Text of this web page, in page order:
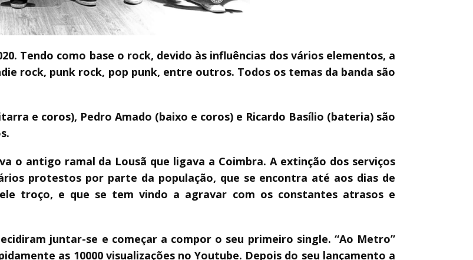
Tendo como base o rock, devido às influências dos vários elementos, a
rock, punk rock, pop punk, entre outros. Todos os temas da banda são
e coros), Pedro Amado (baixo e coros) e Ricardo Basílio (bateria) são
o antigo ramal da Lousã que ligava a Coimbra. A extinção dos serviços
protestos por parte da população, que se encontra até aos dias de
troço, e que se tem vindo a agravar com os constantes atrasos e
juntar-se e começar a compor o seu primeiro single. “Ao Metro”
as 10000 visualizações no Youtube. Depois do seu lançamento a